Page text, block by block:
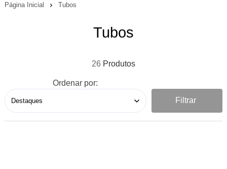
Página Inicial Tubos
Tubos
26
Ordenar por:
Filtrar